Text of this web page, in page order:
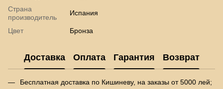
Страна
производитель
Испания
Цвет Бронза
Доставка Оплата Гарантия Возврат
Бесплатная доставка по Кишиневу, на заказы от 5000 лей;